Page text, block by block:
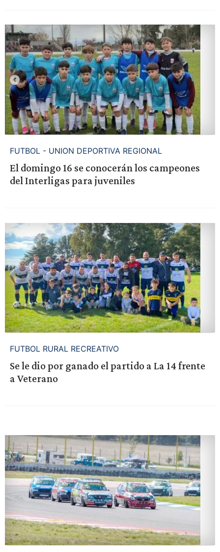
FUTBOL - UNION DEPORTIVA REGIONAL
El domingo 16 se conocerán los campeones
del Interligas para juveniles
FUTBOL RURAL RECREATIVO
Se le dio por ganado el partido a La 14 frente
a Veterano